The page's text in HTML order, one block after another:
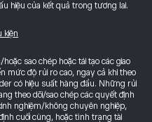
hiệu của kết quả trong tương lai.
kiện
sao chép hoặc tái tạo các giao
mức độ rủi ro cao, ngay cả khi theo
có hiệu suất hàng đầu. Những rủi
theo dõi/sao chép các quyết định
nghiệm/không chuyên nghiệp,
cuối cùng, hoặc tình trạng tài